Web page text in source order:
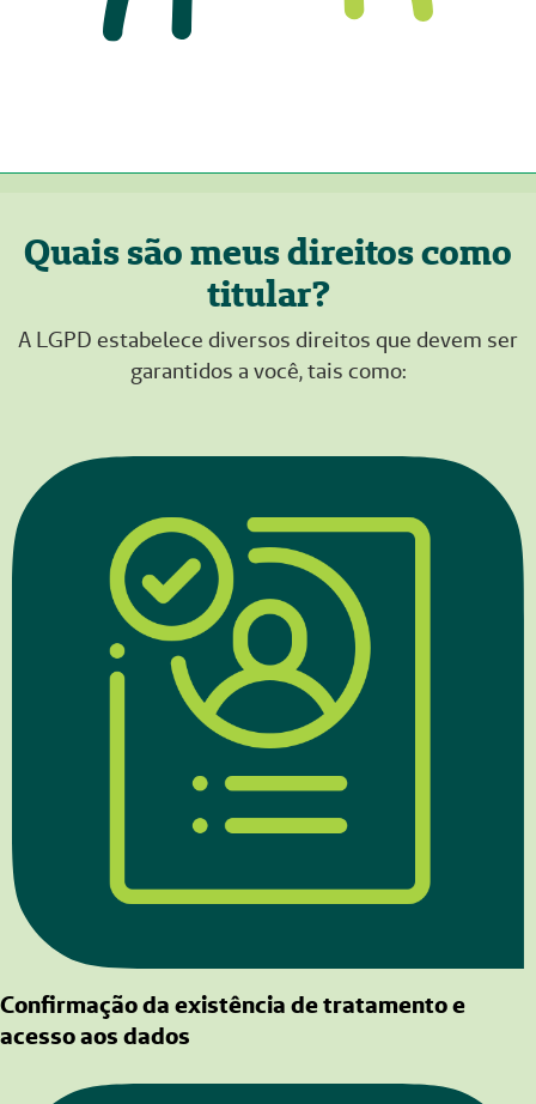
Quais são meus direitos como
titular?
A LGPD estabelece diversos direitos que devem ser
garantidos a você, tais como:
Confirmação da existência de tratamento e
acesso aos dados